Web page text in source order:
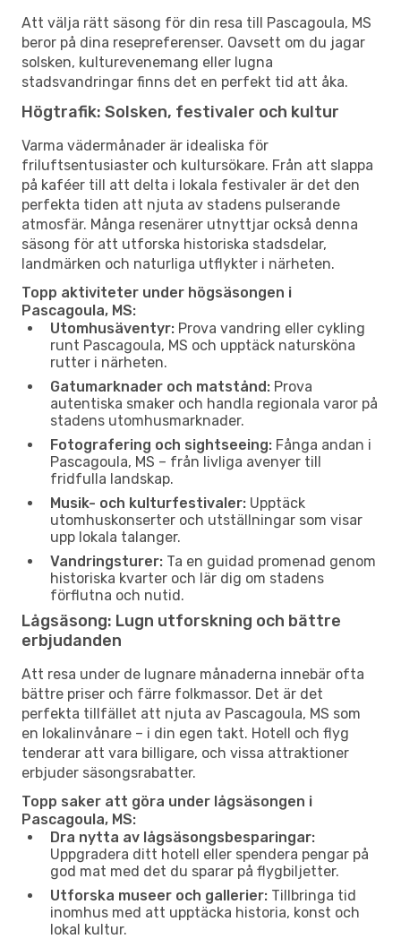
Att välja rätt säsong för din resa till Pascagoula, MS
beror på dina resepreferenser. Oavsett om du jagar
solsken, kulturevenemang eller lugna
stadsvandringar finns det en perfekt tid att åka.
Högtrafik: Solsken, festivaler och kultur
Varma vädermånader är idealiska för
friluftsentusiaster och kultursökare. Från att slappa
på kaféer till att delta i lokala festivaler är det den
perfekta tiden att njuta av stadens pulserande
atmosfär. Många resenärer utnyttjar också denna
säsong för att utforska historiska stadsdelar,
landmärken och naturliga utflykter i närheten.
Topp aktiviteter under högsäsongen i
Pascagoula, MS:
Utomhusäventyr: Prova vandring eller cykling
runt Pascagoula, MS och upptäck natursköna
rutter i närheten.
Gatumarknader och matstånd: Prova
autentiska smaker och handla regionala varor på
stadens utomhusmarknader.
Fotografering och sightseeing: Fånga andan i
Pascagoula, MS – från livliga avenyer till
fridfulla landskap.
Musik- och kulturfestivaler: Upptäck
utomhuskonserter och utställningar som visar
upp lokala talanger.
Vandringsturer: Ta en guidad promenad genom
historiska kvarter och lär dig om stadens
förflutna och nutid.
Lågsäsong: Lugn utforskning och bättre
erbjudanden
Att resa under de lugnare månaderna innebär ofta
bättre priser och färre folkmassor. Det är det
perfekta tillfället att njuta av Pascagoula, MS som
en lokalinvånare – i din egen takt. Hotell och flyg
tenderar att vara billigare, och vissa attraktioner
erbjuder säsongsrabatter.
Topp saker att göra under lågsäsongen i
Pascagoula, MS:
Dra nytta av lågsäsongsbesparingar:
Uppgradera ditt hotell eller spendera pengar på
god mat med det du sparar på flygbiljetter.
Utforska museer och gallerier: Tillbringa tid
inomhus med att upptäcka historia, konst och
lokal kultur.